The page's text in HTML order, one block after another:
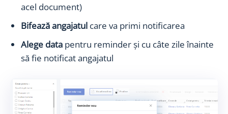
acel document)
Bifează angajatul care va primi notificarea
Alege data pentru reminder și cu câte zile înainte
să fie notificat angajatul